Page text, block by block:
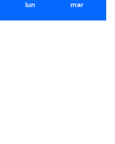
lun mar